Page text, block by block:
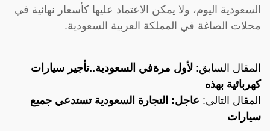
السعودية اليوم، ولا يمكن الاعتماد عليها كأسعار نهائية في
محلات الصاغة في المملكة العربية السعودية.
المقال السابق: لأول مرةفي السعودية..تأجير سيارات
كهربائية بهذه
المقال التالي: عاجل: التجارة السعودية تستدعي جميع
سيارات